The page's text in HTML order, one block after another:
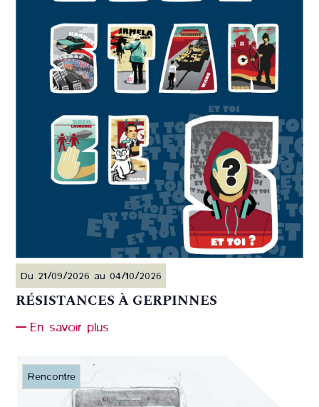
Du 21/09/2026 au 04/10/2026
RÉSISTANCES À GERPINNES
En savoir plus
Rencontre